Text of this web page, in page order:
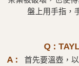
盤上用手指，
Q :
A :
首先要溫壺，